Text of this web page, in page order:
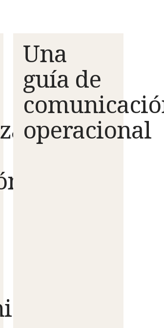
Una
guía de
operacional